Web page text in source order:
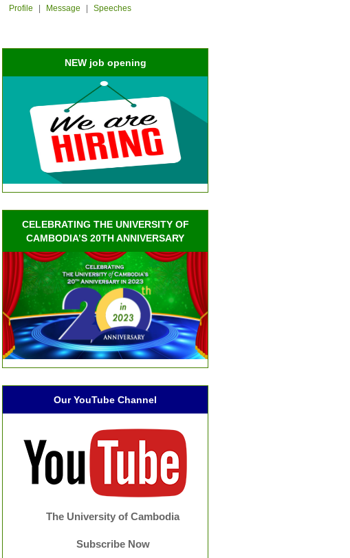
Profile Message Speeches
NEW job opening
CELEBRATING THE UNIVERSITY OF
CAMBODIA’S 20TH ANNIVERSARY
Our YouTube Channel
The University of Cambodia
Subscribe Now